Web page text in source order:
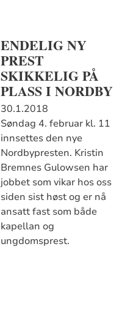
ENDELIG NY
PREST
SKIKKELIG PÅ
PLASS I NORDBY
30.1.2018
Søndag 4. februar kl. 11
innsettes den nye
Nordbypresten. Kristin
Bremnes Gulowsen har
jobbet som vikar hos oss
siden sist høst og er nå
ansatt fast som både
kapellan og
ungdomsprest.